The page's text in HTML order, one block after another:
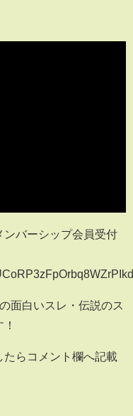
ンバーシップ会員受付
面白いスレ・伝説のス
らコメント欄へ記載